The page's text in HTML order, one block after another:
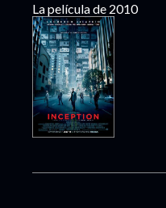
La película de 2010